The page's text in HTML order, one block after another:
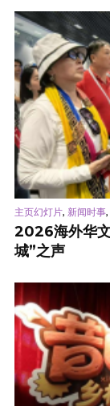
主页幻灯片, 新闻时事,
2026海外华
城”之声